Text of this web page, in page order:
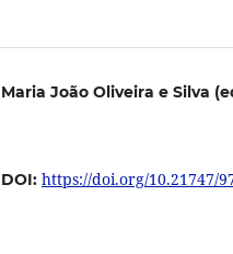
Maria João Oliveira e Silva
DOI: https://doi.org/10.21747/